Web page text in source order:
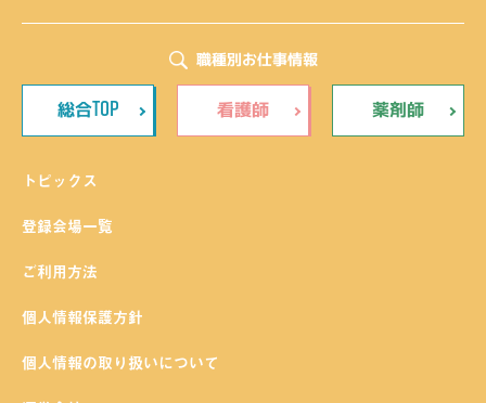
職種別お仕事情報
総合TOP 看護師 薬剤師
トピックス
登録会場一覧
ご利用方法
個人情報保護方針
個人情報の取り扱いについて